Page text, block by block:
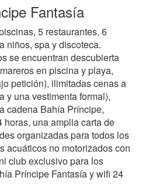
Fantasía
5 restaurantes, 6
niños, spa y discoteca.
se encuentran descubierta
en piscina y playa,
petición), ilimitadas cenas a
y una vestimenta formal),
cadena Bahía Príncipe,
una amplia carta de
organizadas para todos los
acuáticos no motorizados con
club exclusivo para los
Príncipe Fantasía y wifi 24